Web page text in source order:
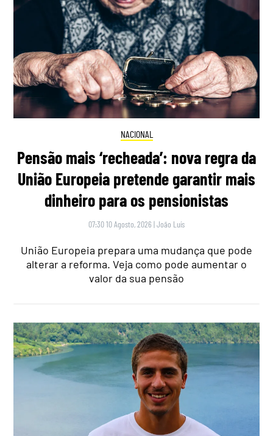
NACIONAL
Pensão mais ‘recheada’: nova regra da
União Europeia pretende garantir mais
dinheiro para os pensionistas
07:30 10 Agosto, 2026 |João Luís
União Europeia prepara uma mudança que pode
alterar a reforma. Veja como pode aumentar o
valor da sua pensão